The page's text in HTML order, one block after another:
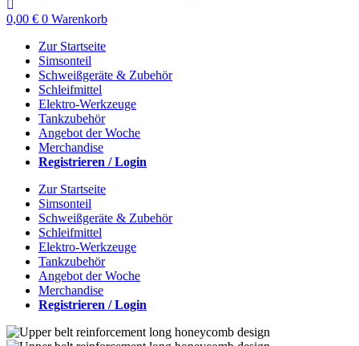
0,00 € 0 Warenkorb
Zur Startseite
Simsonteil
Schweißgeräte & Zubehör
Schleifmittel
Elektro-Werkzeuge
Tankzubehör
Angebot der Woche
Merchandise
Registrieren / Login
Zur Startseite
Simsonteil
Schweißgeräte & Zubehör
Schleifmittel
Elektro-Werkzeuge
Tankzubehör
Angebot der Woche
Merchandise
Registrieren / Login